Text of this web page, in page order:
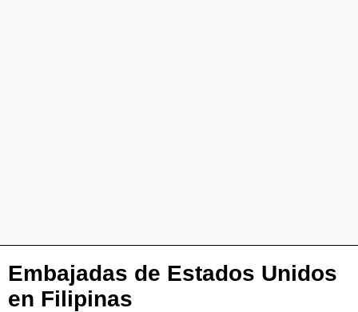
Embajadas de Estados Unidos
en Filipinas